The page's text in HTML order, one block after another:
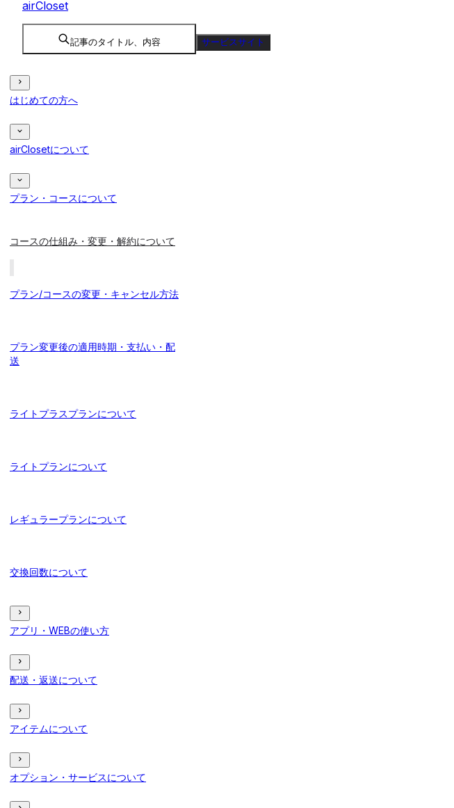
airCloset
記事のタイトル、内容 サービスサイト
はじめての方へ
airClosetについて
プラン・コースについて
コースの仕組み・変更・解約について
プラン/コースの変更・キャンセル方法
プラン変更後の適用時期・支払い・配
送
ライトプラスプランについて
ライトプランについて
レギュラープランについて
交換回数について
アプリ・WEBの使い方
配送・返送について
アイテムについて
オプション・サービスについて